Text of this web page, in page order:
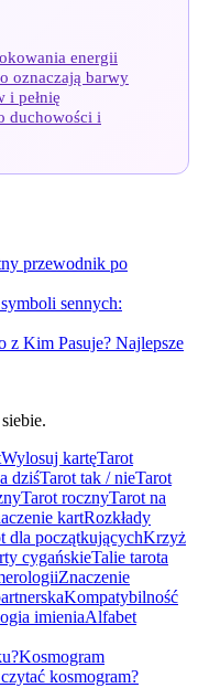
energii
oznaczają barwy
i pełnię
duchowości i
przewodnik po
sennych:
Kim Pasuje? Najlepsze
Wylosuj kartęTarot
dziśTarot tak / nieTarot
Tarot rocznyTarot na
kartRozkłady
dla początkującychKrzyż
cygańskieTalie tarota
Znaczenie
Kompatybilność
imieniaAlfabet
Kosmogram
kosmogram?